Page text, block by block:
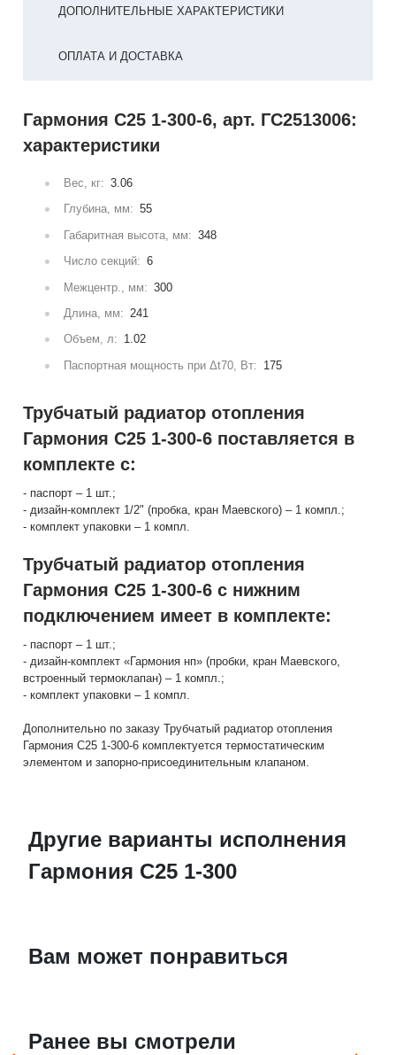
ДОПОЛНИТЕЛЬНЫЕ ХАРАКТЕРИСТИКИ
ОПЛАТА И ДОСТАВКА
Гармония С25 1-300-6, арт. ГС2513006:
характеристики
Вес, кг: 3.06
Глубина, мм: 55
Габаритная высота, мм: 348
Число секций: 6
Межцентр., мм: 300
Длина, мм: 241
Объем, л: 1.02
Паспортная мощность при Δt70, Вт: 175
Трубчатый радиатор отопления
Гармония С25 1-300-6 поставляется в
комплекте с:
- паспорт – 1 шт.;
- дизайн-комплект 1/2" (пробка, кран Маевского) – 1 компл.;
- комплект упаковки – 1 компл.
Трубчатый радиатор отопления
Гармония С25 1-300-6 с нижним
подключением имеет в комплекте:
- паспорт – 1 шт.;
- дизайн-комплект «Гармония нп» (пробки, кран Маевского,
встроенный термоклапан) – 1 компл.;
- комплект упаковки – 1 компл.
Дополнительно по заказу Трубчатый радиатор отопления
Гармония С25 1-300-6 комплектуется термостатическим
элементом и запорно-присоединительным клапаном.
Другие варианты исполнения
Гармония С25 1-300
Вам может понравиться
Ранее вы смотрели